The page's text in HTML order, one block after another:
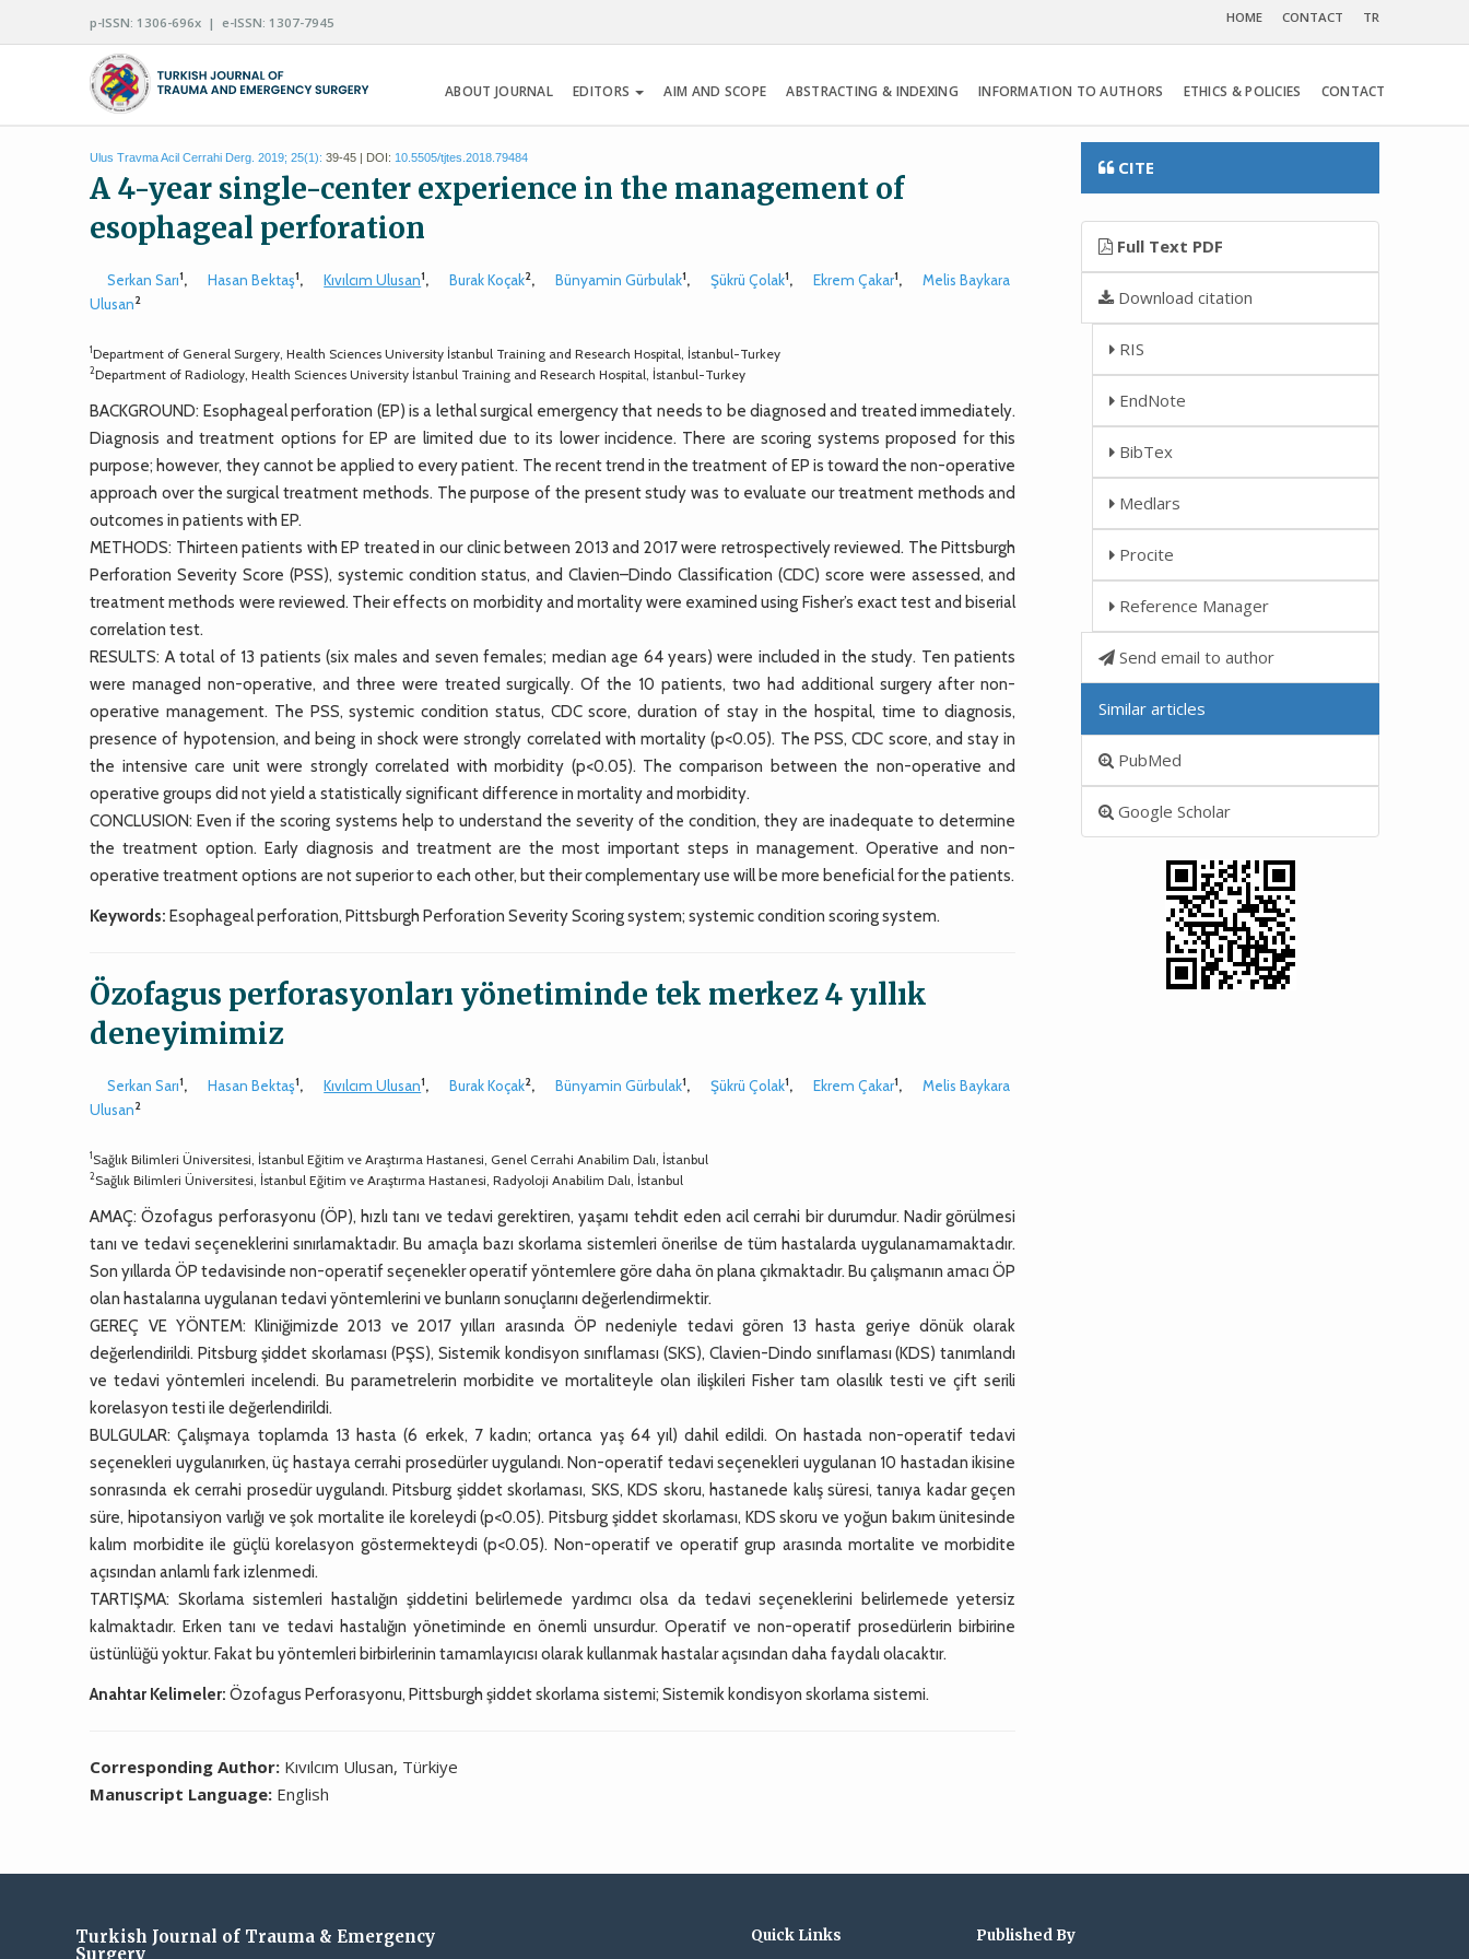
p-ISSN: 1306-696x | e-ISSN: 1307-7945 HOME CONTACT TR
ABOUT JOURNAL EDITORS AIM AND SCOPE ABSTRACTING & INDEXING INFORMATION TO AUTHORS ETHICS & POLICIES CONTACT
Ulus Travma Acil Cerrahi Derg. 2019; 25(1): 39-45 | DOI: 10.5505/tjtes.2018.79484
A 4-year single-center experience in the management of
esophageal perforation
Serkan Sarı1, Hasan Bektaş1, Kıvılcım Ulusan1, Burak Koçak2, Bünyamin Gürbulak1, Şükrü Çolak1, Ekrem Çakar1,
Melis Baykara
Ulusan2
1Department of General Surgery, Health Sciences University İstanbul Training and Research Hospital, İstanbul-Turkey
2Department of Radiology, Health Sciences University İstanbul Training and Research Hospital, İstanbul-Turkey
BACKGROUND: Esophageal perforation (EP) is a lethal surgical emergency that needs to be diagnosed and treated immediately.
Diagnosis and treatment options for EP are limited due to its lower incidence. There are scoring systems proposed for this
purpose; however, they cannot be applied to every patient. The recent trend in the treatment of EP is toward the non-operative
approach over the surgical treatment methods. The purpose of the present study was to evaluate our treatment methods and
outcomes in patients with EP.
METHODS: Thirteen patients with EP treated in our clinic between 2013 and 2017 were retrospectively reviewed. The Pittsburgh
Perforation Severity Score (PSS), systemic condition status, and Clavien–Dindo Classification (CDC) score were assessed, and
treatment methods were reviewed. Their effects on morbidity and mortality were examined using Fisher’s exact test and biserial
correlation test.
RESULTS: A total of 13 patients (six males and seven females; median age 64 years) were included in the study. Ten patients
were managed non-operative, and three were treated surgically. Of the 10 patients, two had additional surgery after non-
operative management. The PSS, systemic condition status, CDC score, duration of stay in the hospital, time to diagnosis,
presence of hypotension, and being in shock were strongly correlated with mortality (p<0.05). The PSS, CDC score, and stay in
the intensive care unit were strongly correlated with morbidity (p<0.05). The comparison between the non-operative and
operative groups did not yield a statistically significant difference in mortality and morbidity.
CONCLUSION: Even if the scoring systems help to understand the severity of the condition, they are inadequate to determine
the treatment option. Early diagnosis and treatment are the most important steps in management. Operative and non-
operative treatment options are not superior to each other, but their complementary use will be more beneficial for the patients.
Keywords: Esophageal perforation, Pittsburgh Perforation Severity Scoring system; systemic condition scoring system.
Özofagus perforasyonları yönetiminde tek merkez 4 yıllık
deneyimimiz
Serkan Sarı1, Hasan Bektaş1, Kıvılcım Ulusan1, Burak Koçak2, Bünyamin Gürbulak1, Şükrü Çolak1, Ekrem Çakar1,
Melis Baykara
Ulusan2
1Sağlık Bilimleri Üniversitesi, İstanbul Eğitim ve Araştırma Hastanesi, Genel Cerrahi Anabilim Dalı, İstanbul
2Sağlık Bilimleri Üniversitesi, İstanbul Eğitim ve Araştırma Hastanesi, Radyoloji Anabilim Dalı, İstanbul
AMAÇ: Özofagus perforasyonu (ÖP), hızlı tanı ve tedavi gerektiren, yaşamı tehdit eden acil cerrahi bir durumdur. Nadir görülmesi
tanı ve tedavi seçeneklerini sınırlamaktadır. Bu amaçla bazı skorlama sistemleri önerilse de tüm hastalarda uygulanamamaktadır.
Son yıllarda ÖP tedavisinde non-operatif seçenekler operatif yöntemlere göre daha ön plana çıkmaktadır. Bu çalışmanın amacı ÖP
olan hastalarına uygulanan tedavi yöntemlerini ve bunların sonuçlarını değerlendirmektir.
GEREÇ VE YÖNTEM: Kliniğimizde 2013 ve 2017 yılları arasında ÖP nedeniyle tedavi gören 13 hasta geriye dönük olarak
değerlendirildi. Pitsburg şiddet skorlaması (PŞS), Sistemik kondisyon sınıflaması (SKS), Clavien-Dindo sınıflaması (KDS) tanımlandı
ve tedavi yöntemleri incelendi. Bu parametrelerin morbidite ve mortaliteyle olan ilişkileri Fisher tam olasılık testi ve çift serili
korelasyon testi ile değerlendirildi.
BULGULAR: Çalışmaya toplamda 13 hasta (6 erkek, 7 kadın; ortanca yaş 64 yıl) dahil edildi. On hastada non-operatif tedavi
seçenekleri uygulanırken, üç hastaya cerrahi prosedürler uygulandı. Non-operatif tedavi seçenekleri uygulanan 10 hastadan ikisine
sonrasında ek cerrahi prosedür uygulandı. Pitsburg şiddet skorlaması, SKS, KDS skoru, hastanede kalış süresi, tanıya kadar geçen
süre, hipotansiyon varlığı ve şok mortalite ile koreleydi (p<0.05). Pitsburg şiddet skorlaması, KDS skoru ve yoğun bakım ünitesinde
kalım morbidite ile güçlü korelasyon göstermekteydi (p<0.05). Non-operatif ve operatif grup arasında mortalite ve morbidite
açısından anlamlı fark izlenmedi.
TARTIŞMA: Skorlama sistemleri hastalığın şiddetini belirlemede yardımcı olsa da tedavi seçeneklerini belirlemede yetersiz
kalmaktadır. Erken tanı ve tedavi hastalığın yönetiminde en önemli unsurdur. Operatif ve non-operatif prosedürlerin birbirine
üstünlüğü yoktur. Fakat bu yöntemleri birbirlerinin tamamlayıcısı olarak kullanmak hastalar açısından daha faydalı olacaktır.
Anahtar Kelimeler: Özofagus Perforasyonu, Pittsburgh şiddet skorlama sistemi; Sistemik kondisyon skorlama sistemi.
Corresponding Author: Kıvılcım Ulusan, Türkiye
Manuscript Language: English
CITE
Full Text PDF
Download citation
RIS
EndNote
BibTex
Medlars
Procite
Reference Manager
Send email to author
Similar articles
PubMed
Google Scholar
Turkish Journal of Trauma & Emergency
Surgery
Quick Links Published By